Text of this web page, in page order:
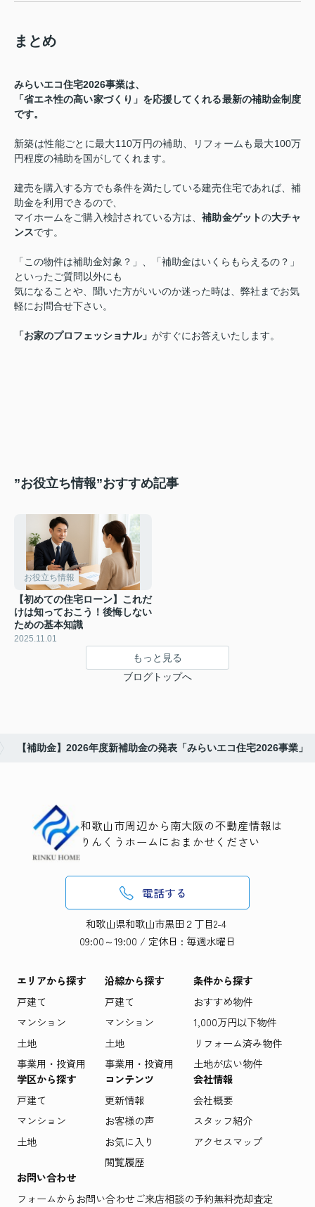
まとめ
みらいエコ住宅2026事業は、
「省エネ性の高い家づくり」を応援してくれる最新の補助金制度
です。
新築は性能ごとに最大110万円の補助、
リフォームも最大100万
円程度の補助を国がしてくれます。
建売を購入する方でも条件を満たしている建売住宅であれば、補
助金を利用できるので、
マイホームをご購入検討されている方は、補助金ゲットの大チャ
ンスです。
「この物件は補助金対象？」、「補助金はいくらもらえるの？」
といったご質問以外にも
気になることや、聞いた方がいいのか迷った時は、弊社までお気
軽にお問合せ下さい。
「お家のプロフェッショナル」 がすぐにお答えいたします。
”お役立ち情報”おすすめ記事
お役立ち情報
【初めての住宅ローン】これだ
けは知っておこう！後悔しない
ための基本知識
2025.11.01
もっと見る
ブログトップへ
【補助金】2026年度新補助金の発表「みらいエコ住宅2026事業」
和歌山市周辺から南大阪の不動産情報は
りんくうホームにおまかせください
電話する
和歌山県和歌山市黒田２丁目2-4
09:00～19:00 / 定休日 : 毎週水曜日
エリアから探す
戸建て
マンション
土地
事業用・投資用
沿線から探す
戸建て
マンション
土地
事業用・投資用
条件から探す
おすすめ物件
1,000万円以下物件
リフォーム済み物件
土地が広い物件
学区から探す
戸建て
マンション
土地
コンテンツ
更新情報
お客様の声
お気に入り
閲覧履歴
会社情報
会社概要
スタッフ紹介
アクセスマップ
お問い合わせ
フォームからお問い合わせご来店相談の予約無料売却査定